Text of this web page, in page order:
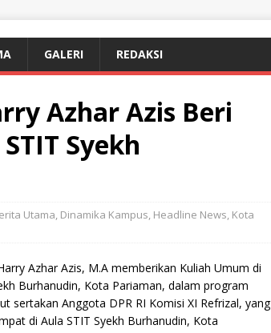
GALERI REDAKSI
Azhar Azis Beri
Syekh
Utama, Dinamika Kampus, Headline News, Kota
Azhar Azis, M.A memberikan Kuliah Umum di
Burhanudin, Kota Pariaman, dalam program
sertakan Anggota DPR RI Komisi XI Refrizal, yang
di Aula STIT Syekh Burhanudin, Kota